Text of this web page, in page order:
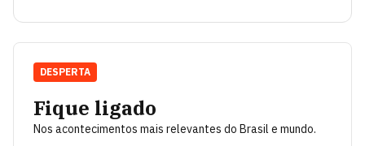
Fique ligado
Nos acontecimentos mais relevantes do Brasil e mundo.
DESPERTA